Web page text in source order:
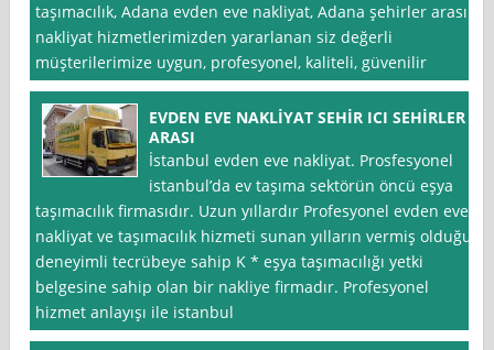
taşımacılık, Adana evden eve nakliyat, Adana şehirler arası
nakliyat hizmetlerimizden yararlanan siz değerli
müşterilerimize uygun, profesyonel, kaliteli, güvenilir
EVDEN EVE NAKLİYAT SEHİR ICI SEHİRLER
ARASI
İstanbul evden eve nakliyat. Prosfesyonel
istanbul’da ev taşıma sektörün öncü eşya
taşımacılık firmasıdır. Uzun yıllardır Profesyonel evden eve
nakliyat ve taşımacılık hizmeti sunan yılların vermiş olduğu
deneyimli tecrübeye sahip K * eşya taşımacılığı yetki
belgesine sahip olan bir nakliye firmadır. Profesyonel
hizmet anlayışı ile istanbul